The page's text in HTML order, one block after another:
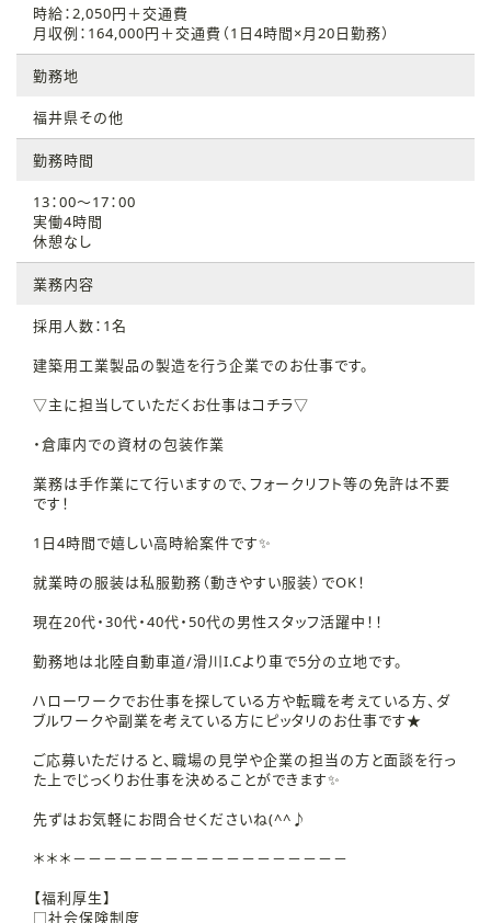
時給：2,050円＋交通費
月収例：164,000円＋交通費（1日4時間×月20日勤務）
勤務地
福井県その他
勤務時間
13：00～17：00
実働4時間
休憩なし
業務内容
採用人数：1名
建築用工業製品の製造を行う企業でのお仕事です。
▽主に担当していただくお仕事はコチラ▽
・倉庫内での資材の包装作業
業務は手作業にて行いますので、フォークリフト等の免許は不要
です！
1日4時間で嬉しい高時給案件です✨
就業時の服装は私服勤務（動きやすい服装）でOK！
現在20代・30代・40代・50代の男性スタッフ活躍中！！
勤務地は北陸自動車道/滑川I.Cより車で5分の立地です。
ハローワークでお仕事を探している方や転職を考えている方、ダ
ブルワークや副業を考えている方にピッタリのお仕事です★
ご応募いただけると、職場の見学や企業の担当の方と面談を行っ
た上でじっくりお仕事を決めることができます✨
先ずはお気軽にお問合せくださいね(^^♪
＊＊＊－－－－－－－－－－－－－－－－－－
【福利厚生】
□社会保険制度